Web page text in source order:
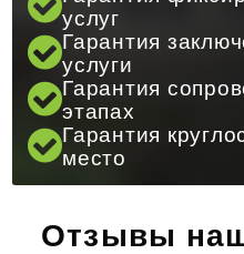
услуг
Гарантия
услуги
Гарантия
этапах
Гарантия
место
Отзывы